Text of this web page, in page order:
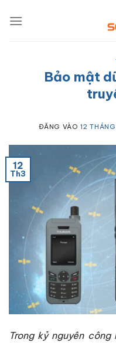
qua
Bảo mật
ĐĂNG VÀO 12
12
Th3
Trong kỷ nguyên